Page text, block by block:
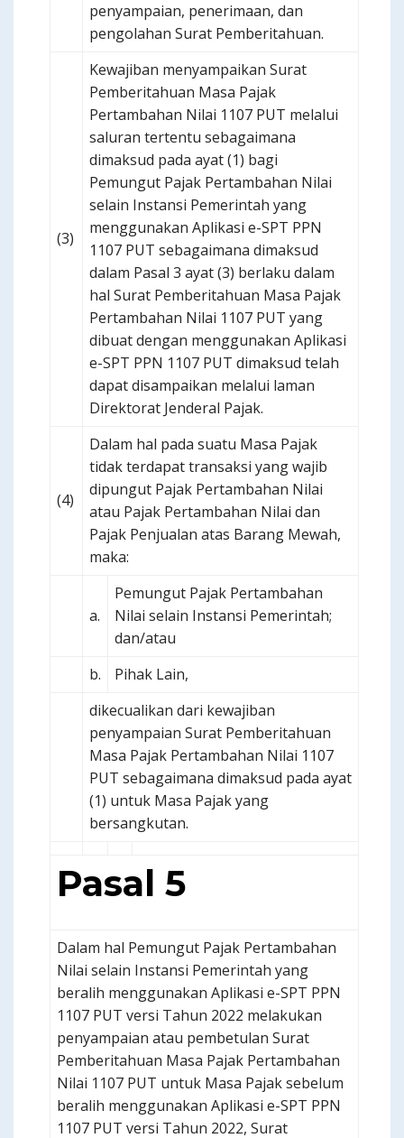
penyampaian, penerimaan, dan
pengolahan Surat Pemberitahuan.
(3)
Kewajiban menyampaikan Surat
Pemberitahuan Masa Pajak
Pertambahan Nilai 1107 PUT melalui
saluran tertentu sebagaimana
dimaksud pada ayat (1) bagi
Pemungut Pajak Pertambahan Nilai
selain Instansi Pemerintah yang
menggunakan Aplikasi e-SPT PPN
1107 PUT sebagaimana dimaksud
dalam Pasal 3 ayat (3) berlaku dalam
hal Surat Pemberitahuan Masa Pajak
Pertambahan Nilai 1107 PUT yang
dibuat dengan menggunakan Aplikasi
e-SPT PPN 1107 PUT dimaksud telah
dapat disampaikan melalui laman
Direktorat Jenderal Pajak.
(4)
Dalam hal pada suatu Masa Pajak
tidak terdapat transaksi yang wajib
dipungut Pajak Pertambahan Nilai
atau Pajak Pertambahan Nilai dan
Pajak Penjualan atas Barang Mewah,
maka:
a.
Pemungut Pajak Pertambahan
Nilai selain Instansi Pemerintah;
dan/atau
b.
Pihak Lain,
dikecualikan dari kewajiban
penyampaian Surat Pemberitahuan
Masa Pajak Pertambahan Nilai 1107
PUT sebagaimana dimaksud pada ayat
(1) untuk Masa Pajak yang
bersangkutan.
Pasal 5
Dalam hal Pemungut Pajak Pertambahan
Nilai selain Instansi Pemerintah yang
beralih menggunakan Aplikasi e-SPT PPN
1107 PUT versi Tahun 2022 melakukan
penyampaian atau pembetulan Surat
Pemberitahuan Masa Pajak Pertambahan
Nilai 1107 PUT untuk Masa Pajak sebelum
beralih menggunakan Aplikasi e-SPT PPN
1107 PUT versi Tahun 2022, Surat